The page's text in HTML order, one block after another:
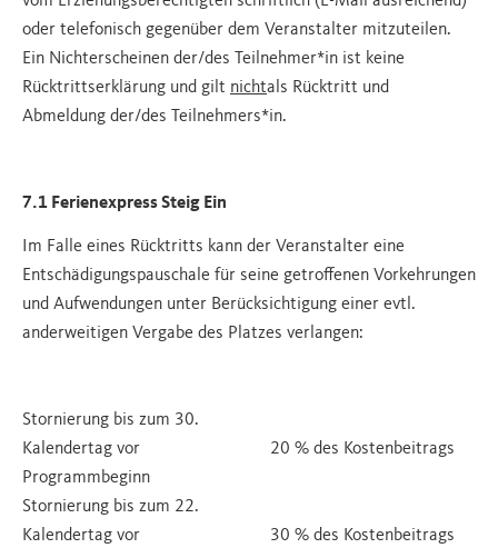
oder telefonisch gegenüber dem Veranstalter mitzuteilen.
Ein Nichterscheinen der/des Teilnehmer*in ist keine
Rücktrittserklärung und gilt nichtals Rücktritt und
Abmeldung der/des Teilnehmers*in.
7.1 Ferienexpress Steig Ein
Im Falle eines Rücktritts kann der Veranstalter eine
Entschädigungspauschale für seine getroffenen Vorkehrungen
und Aufwendungen unter Berücksichtigung einer evtl.
anderweitigen Vergabe des Platzes verlangen:
Stornierung bis zum 30.
Kalendertag vor
Programmbeginn
20 % des Kostenbeitrags
Stornierung bis zum 22.
Kalendertag vor
30 % des Kostenbeitrags